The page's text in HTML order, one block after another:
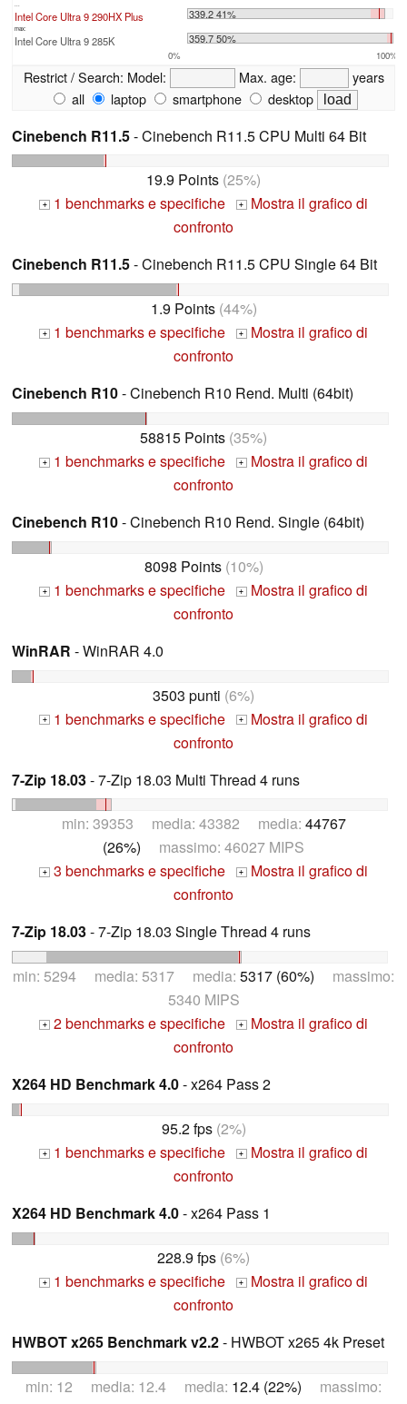
Intel Core Ultra 9 290HX Plus 339.2 41%
max:
Intel Core Ultra 9 285K 359.7 50%
0% 100%
Restrict / Search: Model: Max. age:
years
all
laptop smartphone desktop
Cinebench R11.5- Cinebench R11.5 CPU Multi 64 Bit
19.9 Points (25%)
+ 1 benchmarks e specifiche + Mostra il grafico di
confronto
Cinebench R11.5- Cinebench R11.5 CPU Single 64 Bit
1.9 Points(44%)
+ 1 benchmarks e specifiche + Mostra il grafico di
confronto
Cinebench R10- Cinebench R10 Rend. Multi (64bit)
58815 Points (35%)
+ 1 benchmarks e specifiche + Mostra il grafico di
confronto
Cinebench R10- Cinebench R10 Rend. Single (64bit)
8098 Points(10%)
+ 1 benchmarks e specifiche + Mostra il grafico di
confronto
WinRAR - WinRAR 4.0
3503 punti (6%)
+ 1 benchmarks e specifiche + Mostra il grafico di
confronto
7-Zip 18.03- 7-Zip 18.03 Multi Thread 4 runs
min: 39353 media: 43382 media: 44767
(26%) massimo: 46027 MIPS
+ 3 benchmarks e specifiche + Mostra il grafico di
confronto
7-Zip 18.03- 7-Zip 18.03 Single Thread 4 runs
min: 5294 media: 5317 media: 5317 (60%) massimo:
5340 MIPS
+ 2 benchmarks e specifiche + Mostra il grafico di
confronto
X264 HD Benchmark 4.0- x264 Pass 2
95.2 fps(2%)
+ 1 benchmarks e specifiche + Mostra il grafico di
confronto
X264 HD Benchmark 4.0- x264 Pass 1
228.9 fps (6%)
+ 1 benchmarks e specifiche + Mostra il grafico di
confronto
HWBOT x265 Benchmark v2.2- HWBOT x265 4k Preset
min: 12 media: 12.4 media: 12.4 (22%) massimo: